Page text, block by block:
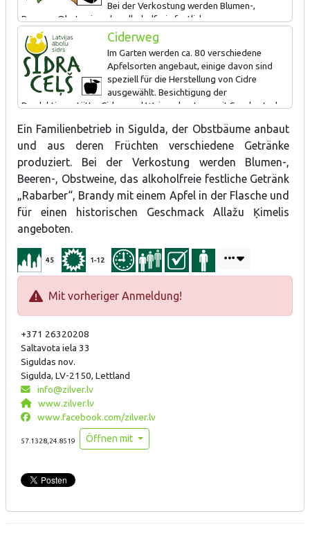
Bei der Verkostung werden Blumen-,
Beeren-, Obstweine, das alkoholfreie festliche
Getränk „Rabarber“, Brandy mit einem Apfel in der
Flasche und für einen historischen Geschmack Allažu Ķimelis
angeboten.
Ciderweg
Im Garten werden ca. 80 verschiedene
Apfelsorten angebaut, einige davon sind
speziell für die Herstellung von Cidre
ausgewählt. Besichtigung der
Produktionsstätte, Cidre- und Weinverkostung mit Snacks. In der
Bäumen zu sehen, die in Flaschen wachsen und mit Apfelbrand
übergossen werden.
Ein Familienbetrieb in Sigulda, der Obstbäume anbaut
und aus deren Früchten verschiedene Getränke
produziert. Bei der Verkostung werden Blumen-,
Beeren-, Obstweine, das alkoholfreie festliche Getränk
„Rabarber“, Brandy mit einem Apfel in der Flasche und
für einen historischen Geschmack Allažu Ķimelis
angeboten.
45 1-12
Mit vorheriger Anmeldung!
+371 26320208
Saltavota iela 33
Siguldas nov.
Sigulda, LV-2150, Lettland
info@zilver.lv
www.zilver.lv
www.facebook.com/zilver.lv
57.1328,24.8519 Öffnen mit